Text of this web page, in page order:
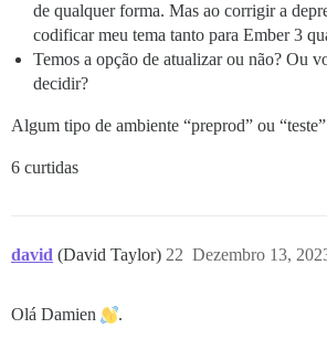
de qualquer forma. Mas ao corrigir a
codificar meu tema tanto para Ember 3
Temos a opção de atualizar ou não? Ou
decidir?
Algum tipo de ambiente “preprod” ou
6 curtidas
david (David Taylor) Dezembro 13,
22
Olá Damien .